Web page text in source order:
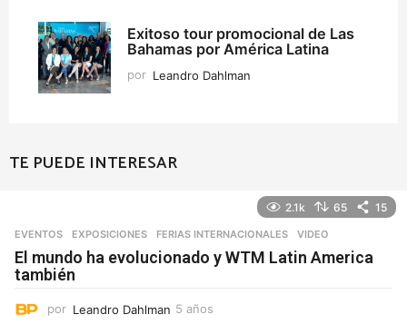
Exitoso tour promocional de Las
Bahamas por América Latina
por Leandro Dahlman
TE PUEDE INTERESAR
2.1k 65 15
EVENTOS ,EXPOSICIONES ,FERIAS INTERNACIONALES VIDEO
El mundo ha evolucionado y WTM Latin America
también
por Leandro Dahlman 5 años